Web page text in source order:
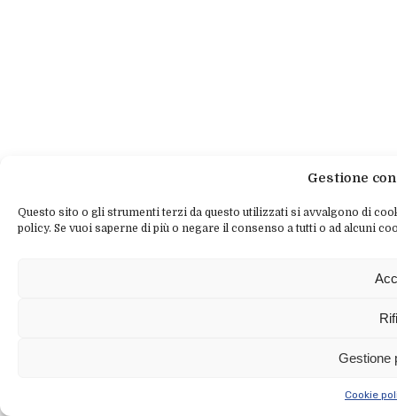
Gestione
Questo sito o gli strumenti terzi da questo utilizzati si avvalgono di
policy. Se vuoi saperne di più o negare il consenso a tutti o ad alcuni
Gestione
Cookie